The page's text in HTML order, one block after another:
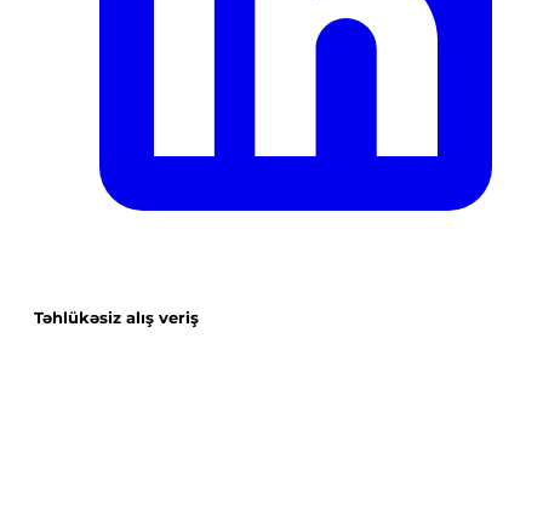
Təhlükəsiz alış veriş